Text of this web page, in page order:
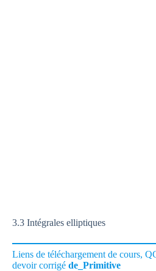
3.3 Intégrales elliptiques
Liens de téléchargement de cours,
devoir corrigé de_Primitive